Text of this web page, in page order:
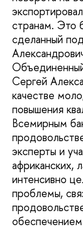
странам. Это
сделанный
Сергей
качестве
повышения
Всемирным
эксперты и
африканских,
интенсивно
проблемы,